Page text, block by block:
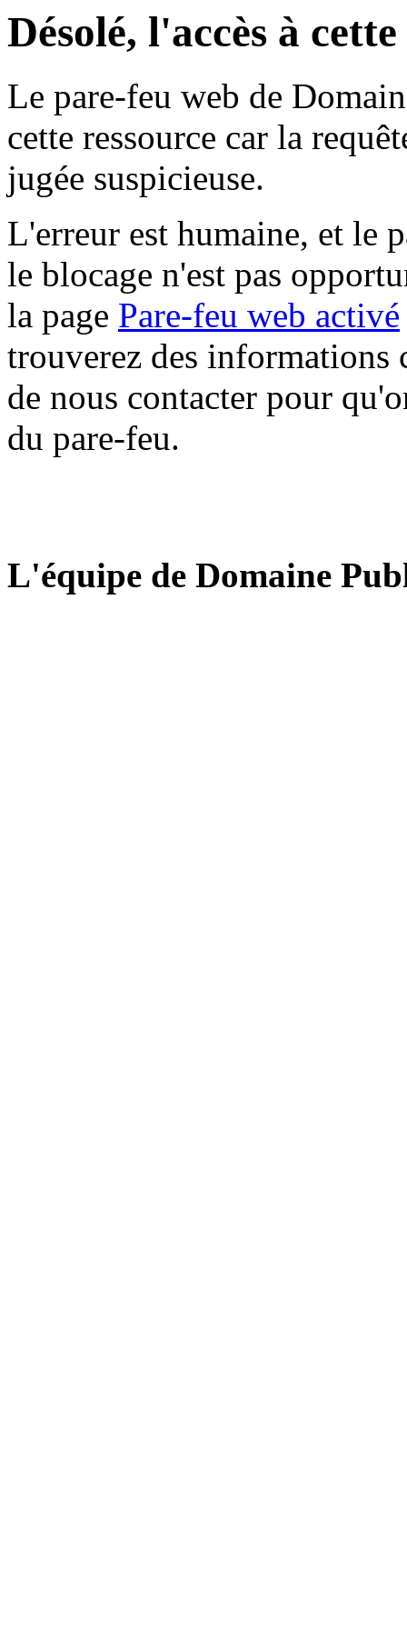
Désolé, l'accès à
Le pare-feu web de
cette ressource car la
jugée suspicieuse.
L'erreur est humaine, et le
le blocage n'est pas
la page Pare-feu web activé
trouverez des informations
de nous contacter pour
du pare-feu.
L'équipe de Domaine